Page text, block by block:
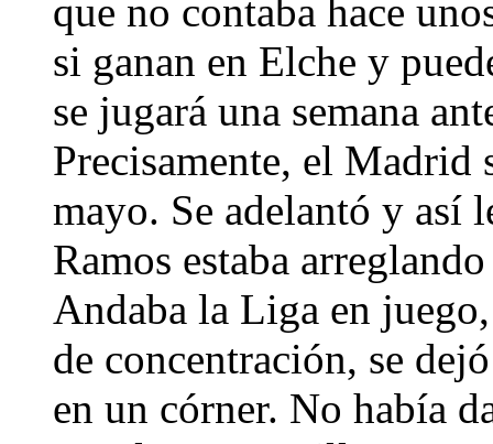
que no contaba hace
si ganan en Elche y
se jugará una semana
Precisamente, el Madrid
mayo. Se adelantó y así
Ramos estaba
Andaba la Liga en
de concentración, se
en un córner. No había